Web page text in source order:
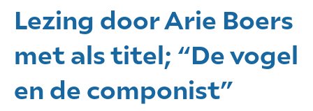
Lezing door Arie Boers
met als titel; “De vogel
en de componist”